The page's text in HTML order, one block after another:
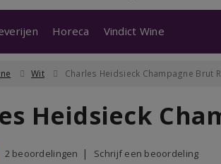
Horeca Vindict Wine
Wit Charles Heidsieck Champagne Brut
Heidsieck
2 beoordelingen Schrijf een beoordeling